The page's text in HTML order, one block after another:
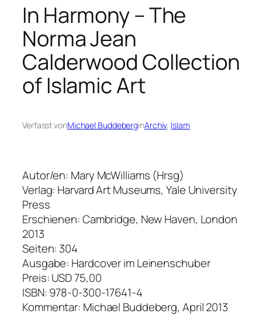
In Harmony – The
Norma Jean
Calderwood Collection
of Islamic Art
Verfasst vonMichael BuddeberginArchiv, Islam
Autor/en: Mary McWilliams (Hrsg)
Verlag: Harvard Art Museums, Yale University
Press
Erschienen: Cambridge, New Haven, London
2013
Seiten: 304
Ausgabe: Hardcover im Leinenschuber
Preis: USD 75,00
ISBN: 978-0-300-17641-4
Kommentar: Michael Buddeberg, April 2013